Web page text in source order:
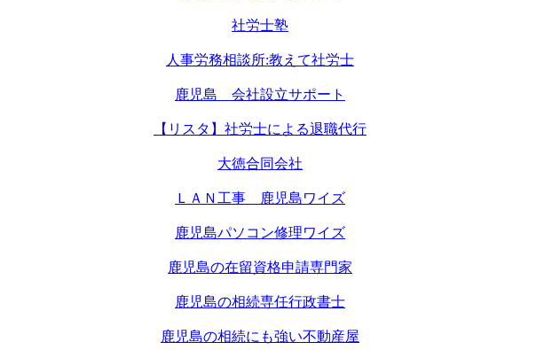
社労士塾
人事労務相談所:教えて社労士
鹿児島 会社設立サポート
【リスタ】社労士による退職代行
大徳合同会社
ＬＡＮ工事 鹿児島ワイズ
鹿児島パソコン修理ワイズ
鹿児島の在留資格申請専門家
鹿児島の相続専任行政書士
鹿児島の相続にも強い不動産屋